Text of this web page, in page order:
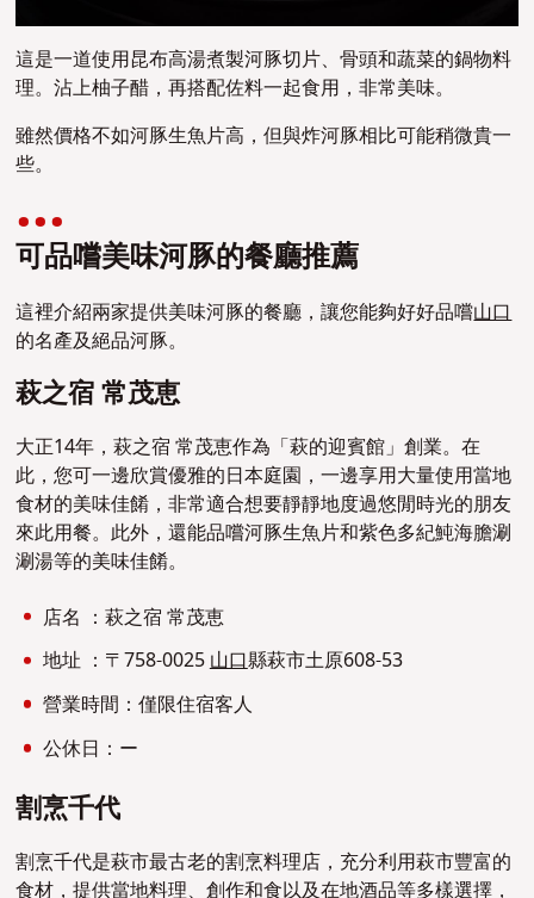
這是一道使用昆布高湯煮製河豚切片、骨頭和蔬菜的鍋物料
理。沾上柚子醋，再搭配佐料一起食用，非常美味。
雖然價格不如河豚生魚片高，但與炸河豚相比可能稍微貴一
些。
可品嚐美味河豚的餐廳推薦
這裡介紹兩家提供美味河豚的餐廳，讓您能夠好好品嚐山口
的名產及絕品河豚。
萩之宿 常茂恵
大正14年，萩之宿 常茂恵作為「萩的迎賓館」創業。在
此，您可一邊欣賞優雅的日本庭園，一邊享用大量使用當地
食材的美味佳餚，非常適合想要靜靜地度過悠閒時光的朋友
來此用餐。此外，還能品嚐河豚生魚片和紫色多紀魨海膽涮
涮湯等的美味佳餚。
店名 ：萩之宿 常茂恵
地址 ：〒758-0025山口縣萩市土原608-53
營業時間：僅限住宿客人
公休日：ー
割烹千代
割烹千代是萩市最古老的割烹料理店，充分利用萩市豐富的
食材，提供當地料理、創作和食以及在地酒品等多樣選擇，